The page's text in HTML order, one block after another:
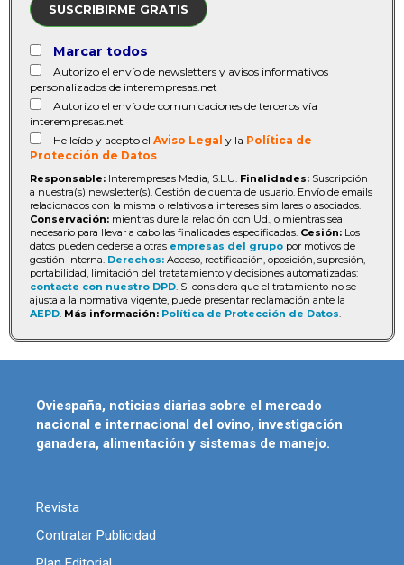
SUSCRIBIRME GRATIS
Marcar todos
Autorizo el envío de newsletters y avisos informativos
personalizados de interempresas.net
Autorizo el envío de comunicaciones de terceros vía
interempresas.net
He leído y acepto el Aviso Legal y la Política de
Protección de Datos
Responsable: Interempresas Media, S.L.U. Finalidades: Suscripción
a nuestra(s) newsletter(s). Gestión de cuenta de usuario. Envío de emails
relacionados con la misma o relativos a intereses similares o asociados.
Conservación: mientras dure la relación con Ud., o mientras sea
necesario para llevar a cabo las finalidades especificadas. Cesión: Los
datos pueden cederse a otras empresas del grupo por motivos de
gestión interna. Derechos: Acceso, rectificación, oposición, supresión,
portabilidad, limitación del tratatamiento y decisiones automatizadas:
contacte con nuestro DPD . Si considera que el tratamiento no se
ajusta a la normativa vigente, puede presentar reclamación ante la
AEPD Más información: Política de Protección de Datos
Oviespaña, noticias diarias sobre el mercado
nacional e internacional del ovino, investigación
ganadera, alimentación y sistemas de manejo.
Revista
Contratar Publicidad